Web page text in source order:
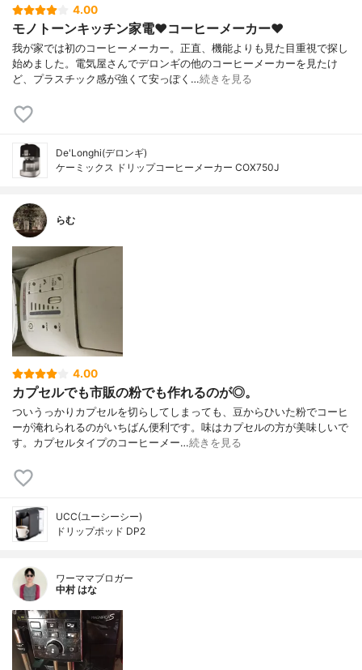
4.00
モノトーンキッチン家電❤️コーヒーメーカー❤️
我が家では初のコーヒーメーカー。正直、機能よりも見た目重視で探し
始めました。電気屋さんでデロンギの他のコーヒーメーカーを見たけ
ど、プラスチック感が強くて安っぽく…続きを見る
De'Longhi(デロンギ)
ケーミックス ドリップコーヒーメーカー COX750J
らむ
4.00
カプセルでも市販の粉でも作れるのが◎。
ついうっかりカプセルを切らしてしまっても、豆からひいた粉でコーヒ
ーが淹れられるのがいちばん便利です。味はカプセルの方が美味しいで
す。カプセルタイプのコーヒーメー…続きを見る
UCC(ユーシーシー)
ドリップポッド DP2
ワーママブロガー
中村 はな